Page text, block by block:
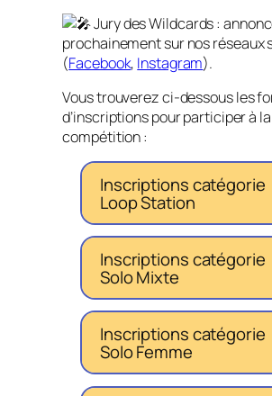
Jury des Wildcards :
prochainement sur nos réseaux
(Facebook, Instagram).
Vous trouverez ci-dessous les
d’inscriptions pour participer à la
compétition :
Inscriptions catégorie
Loop Station
Inscriptions catégorie
Solo Mixte
Inscriptions catégorie
Solo Femme